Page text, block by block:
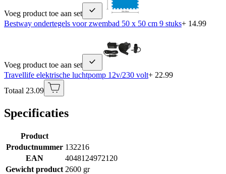
Voeg product toe aan set
Bestway ondertegels voor zwembad 50 x 50 cm 9 stuks+ 14.99
Voeg product toe aan set
Travellife elektrische luchtpomp 12v/230 volt+ 22.99
Totaal 23.09
Specificaties
Product
Productnummer 132216
EAN
4048124972120
Gewicht product 2600 gr